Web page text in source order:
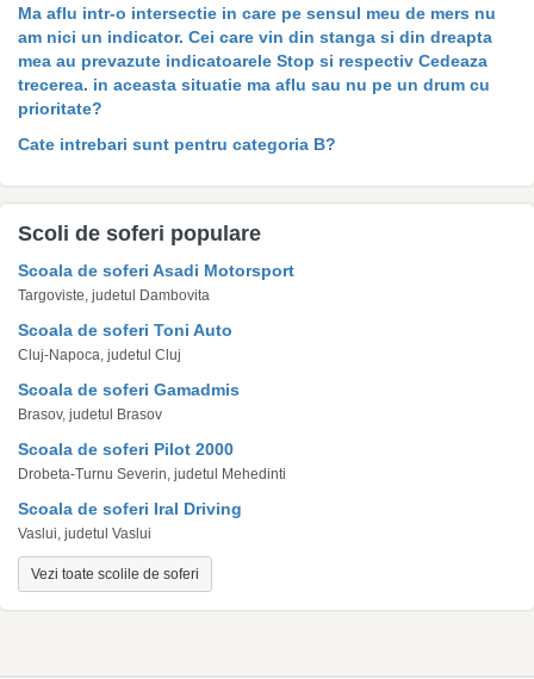
Ma aflu intr-o intersectie in care pe sensul meu de mers nu
am nici un indicator. Cei care vin din stanga si din dreapta
mea au prevazute indicatoarele Stop si respectiv Cedeaza
trecerea. in aceasta situatie ma aflu sau nu pe un drum cu
prioritate?
Cate intrebari sunt pentru categoria B?
Scoli de soferi populare
Scoala de soferi Asadi Motorsport
Targoviste, judetul Dambovita
Scoala de soferi Toni Auto
Cluj-Napoca, judetul Cluj
Scoala de soferi Gamadmis
Brasov, judetul Brasov
Scoala de soferi Pilot 2000
Drobeta-Turnu Severin, judetul Mehedinti
Scoala de soferi Iral Driving
Vaslui, judetul Vaslui
Vezi toate scolile de soferi